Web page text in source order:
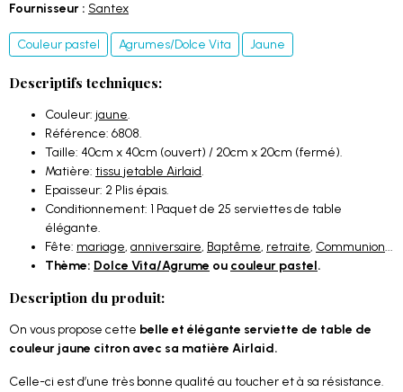
Fournisseur : Santex
Couleur pastel Agrumes/Dolce Vita Jaune
Descriptifs techniques:
Couleur: jaune.
Référence: 6808.
Taille: 40cm x 40cm (ouvert) / 20cm x 20cm (fermé).
Matière: tissu jetable Airlaid.
Epaisseur: 2 Plis épais.
Conditionnement: 1 Paquet de 25 serviettes de table
élégante.
Fête: mariage, anniversaire, Baptême, retraite, Communion...
Thème: Dolce Vita/Agrume ou couleur pastel.
Description du produit:
On vous propose cette belle et élégante serviette de table de
couleur jaune citron avec sa matière Airlaid.
Celle-ci est d’une très bonne qualité au toucher et à sa résistance.